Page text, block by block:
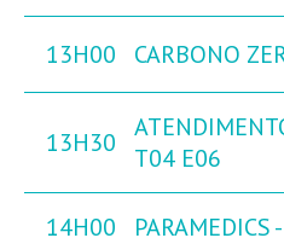
13H00 CARBONO
13H30
T04 E06
14H00 PARAMEDICS